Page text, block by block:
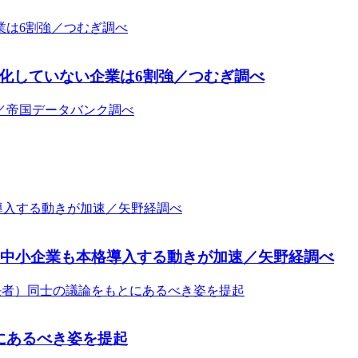
していない企業は6割強／つむぎ調べ
小企業も本格導入する動きが加速／矢野経調べ
るべき姿を提起